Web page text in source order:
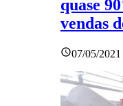
quase
vendas
07/05/